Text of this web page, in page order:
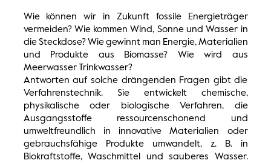
Wie können wir in Zukunft fossile Energieträger
vermeiden? Wie kommen Wind, Sonne und Wasser in
die Steckdose? Wie gewinnt man Energie, Materialien
und Produkte aus Biomasse? Wie wird aus
Meerwasser Trinkwasser?
Antworten auf solche drängenden Fragen gibt die
Verfahrenstechnik. Sie entwickelt chemische,
physikalische oder biologische Verfahren, die
Ausgangsstoffe ressourcenschonend und
umweltfreundlich in innovative Materialien oder
gebrauchsfähige Produkte umwandelt, z. B. in
Biokraftstoffe, Waschmittel und sauberes Wasser.